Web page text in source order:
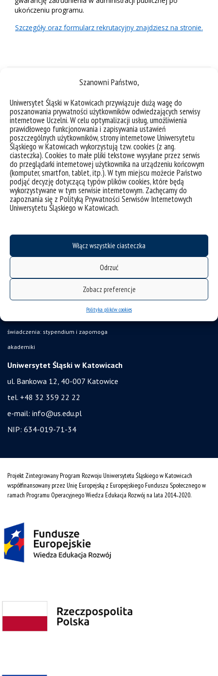
Szanowni Państwo,
Uniwersytet Śląski w Katowicach przywiązuje dużą wagę do
poszanowania prywatności użytkowników odwiedzających serwisy
internetowe Uczelni. W celu optymalizacji usług, umożliwienia
prawidłowego funkcjonowania i zapisywania ustawień
poszczególnych użytkowników, strony internetowe Uniwersytetu
Śląskiego w Katowicach wykorzystują tzw. cookies (z ang.
ciasteczka). Cookies to małe pliki tekstowe wysyłane przez serwis
do przeglądarki internetowej użytkownika na urządzeniu końcowym
(komputer, smartfon, tablet, itp.). W tym miejscu możecie Państwo
podjąć decyzję dotyczącą typów plików cookies, które będą
wykorzystywane w tym serwisie internetowym. Zachęcamy do
zapoznania się z Polityką Prywatności Serwisów Internetowych
Uniwersytetu Śląskiego w Katowicach.
Włącz wszystkie ciasteczka
Odrzuć
Zobacz preferencje
Polityka plików cookies
ukończeniu programu.
Szczegóły oraz formularz rekrutacyjny znajdziesz na stronie.
deklaracja dostępności
mapa strony
UŚ od A do Z
Wirtualny UŚ
zgłaszanie naruszeń
świadczenia: stypendium i zapomoga
akademiki
Uniwersytet Śląski w Katowicach
ul. Bankowa 12, 40-007 Katowice
tel. +48 32 359 22 22
e-mail: info@us.edu.pl
NIP: 634-019-71-34
Projekt Zintegrowany Program Rozwoju Uniwersytetu Śląskiego w Katowicach
współfinansowany przez Unię Europejską z Europejskiego Funduszu Społecznego w
ramach Programu Operacyjnego Wiedza Edukacja Rozwój na lata 2014˗2020.